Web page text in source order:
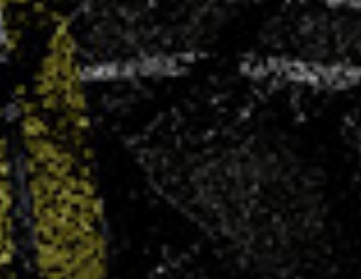
AG élective – Dimanche 29 juin
4 JUIN 2025
Le Villers Handball convie l’ensemble de ses